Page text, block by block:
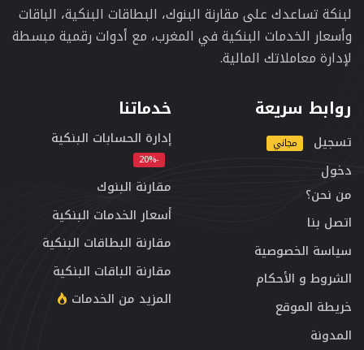
لبنكة تساعدك على مقارنة البنوك، البطاقات البنكية، الباقات
وأسعار الخدمات البنكية في المغرب، مع أدوات رقمية مبسطة
لإدارة معاملاتك المالية.
روابط سريعة
تسجيل مجاني
دخول
من نحن؟
اتصل بنا
سياسة الخصوصية
الشروط و الأحكام
خريطة الموقع
المدونة
خدماتنا
إدارة الحسابات البنكية
-20%
مقارنة البنوك
أسعار الخدمات البنكية
مقارنة البطاقات البنكية
مقارنة الباقات البنكية
المزيد من الخدمات